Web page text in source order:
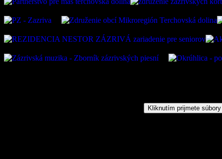
Kliknutím prijmete